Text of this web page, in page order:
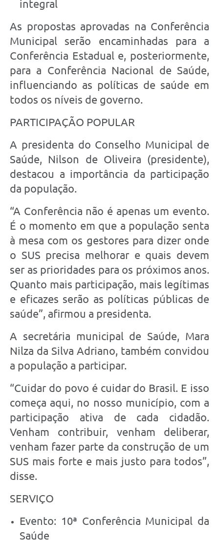
integral
As propostas aprovadas na Conferência
Municipal serão encaminhadas para a
Conferência Estadual e, posteriormente,
para a Conferência Nacional de Saúde,
influenciando as políticas de saúde em
todos os níveis de governo.
PARTICIPAÇÃO POPULAR
A presidenta do Conselho Municipal de
Saúde, Nilson de Oliveira (presidente),
destacou a importância da participação
da população.
“A Conferência não é apenas um evento.
É o momento em que a população senta
à mesa com os gestores para dizer onde
o SUS precisa melhorar e quais devem
ser as prioridades para os próximos anos.
Quanto mais participação, mais legítimas
e eficazes serão as políticas públicas de
saúde”, afirmou a presidenta.
A secretária municipal de Saúde, Mara
Nilza da Silva Adriano, também convidou
a população a participar.
“Cuidar do povo é cuidar do Brasil. E isso
começa aqui, no nosso município, com a
participação ativa de cada cidadão.
Venham contribuir, venham deliberar,
venham fazer parte da construção de um
SUS mais forte e mais justo para todos”,
disse.
SERVIÇO
Evento: 10ª Conferência Municipal da
Saúde